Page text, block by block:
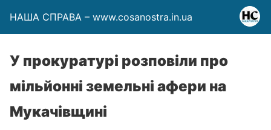
НАША СПРАВА – www.cosanostra.in.ua
У прокуратурі розповіли про
мільйонні земельні афери на
Мукачівщині